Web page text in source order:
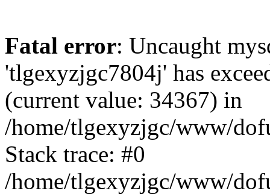
Fatal error: Uncaught
'tlgexyzjgc7804j' has
(current value: 34367) in
/home/tlgexyzjgc/www/
Stack trace: #0
/home/tlgexyzjgc/www/